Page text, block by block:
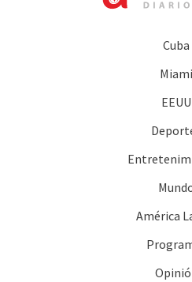
Cuba
Miami
EEUU
América